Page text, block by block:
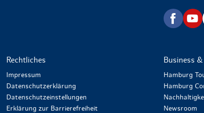
zurück zur Startseite
Rechtliches
Impressum
Datenschutzerklärung
Datenschutzeinstellungen
Erklärung zur Barrierefreiheit
Business
Hamburg
Hamburg
Newsroom